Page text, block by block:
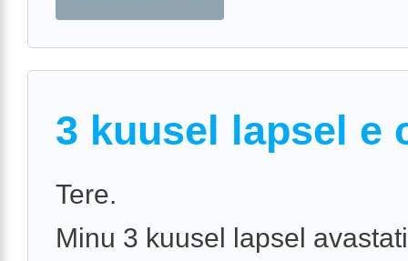
3 kuusel lapsel e
Tere.
Minu 3 kuusel lapsel avastati